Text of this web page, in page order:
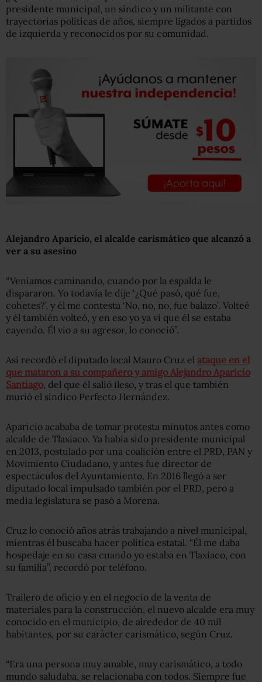
presidente municipal, un síndico y un militante con
trayectorias políticas de años, siempre ligados a partidos
de izquierda y reconocidos por su comunidad.
Alejandro Aparicio, el alcalde carismático que alcanzó a
ver a su asesino
“Veníamos caminando, cuando por la espalda le
dispararon. Yo todavía le dije ‘¿Qué pasó, qué fue,
cohetes?’, y él me contesta ‘No, no, no, fue balazo’. Volteé
y él también volteó, y en eso yo ya vi que él se estaba
cayendo. Él vio a su agresor, lo conoció”.
Así recordó el diputado local Mauro Cruz el ataque en el
que mataron a su compañero y amigo Alejandro Aparicio
Santiago , del que él salió ileso, y tras el que también
murió el síndico Perfecto Hernández.
Aparicio acababa de tomar protesta minutos antes como
alcalde de Tlaxiaco. Ya había sido presidente municipal
en 2013, postulado por una coalición entre el PRD, PAN y
Movimiento Ciudadano, y antes fue director de
espectáculos del Ayuntamiento. En 2016 llegó a ser
diputado local impulsado también por el PRD, pero a
media legislatura se pasó a Morena.
Cruz lo conoció años atrás trabajando a nivel municipal,
mientras él buscaba hacer política estatal. “Él me daba
hospedaje en su casa cuando yo estaba en Tlaxiaco, con
su familia”, recordó por teléfono.
Trailero de oficio y en el negocio de la venta de
materiales para la construcción, el nuevo alcalde era muy
conocido en el municipio, de alrededor de 40 mil
habitantes, por su carácter carismático, según Cruz.
“Era una persona muy amable, muy carismático, a todo
mundo saludaba, se relacionaba con todos. Siempre fue